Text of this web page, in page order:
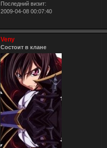
Последний визит:
2009-04-08 00:07:40
Veny
Состоит в клане